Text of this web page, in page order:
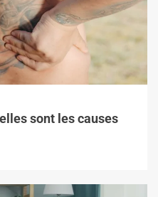
sont les causes